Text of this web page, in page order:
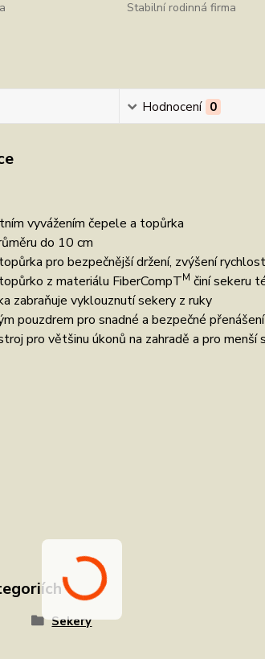
Stabilní rodinná firma
Hodnocení 0
vyvážením čepele a topůrka
do 10 cm
pro bezpečnější držení, zvýšení
z materiálu FiberCompTM činí sekeru
zabraňuje vyklouznutí sekery z ruky
pouzdrem pro snadné a bezpečné
pro většinu úkonů na zahradě a pro
Sekery